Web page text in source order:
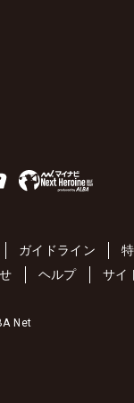
ガイドライン
ヘルプ サイ
Net